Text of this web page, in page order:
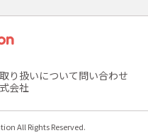
り扱いについて問い合わせ
会社
All Rights Reserved.